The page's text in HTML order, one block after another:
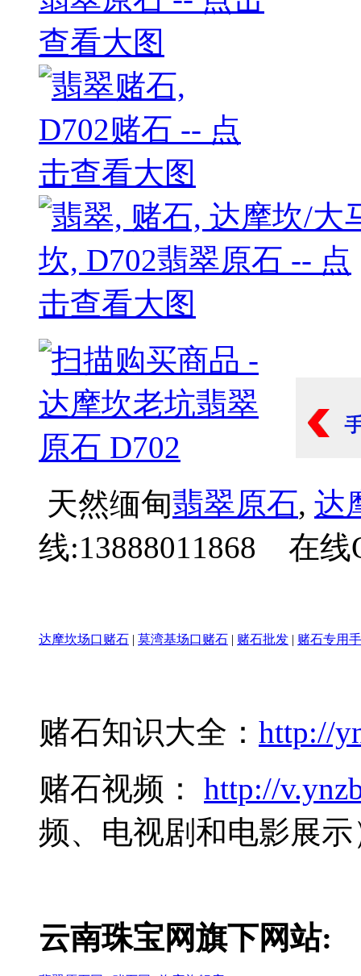
天然缅甸翡翠原石, 达
线:13888011868 在线
达摩坎场口赌石 | 莫湾基场口赌石 | 赌石批发 | 赌石专用
赌石知识大全： http://
赌石视频： http://
频、电视剧和电影展示
云南珠宝网旗下网站: